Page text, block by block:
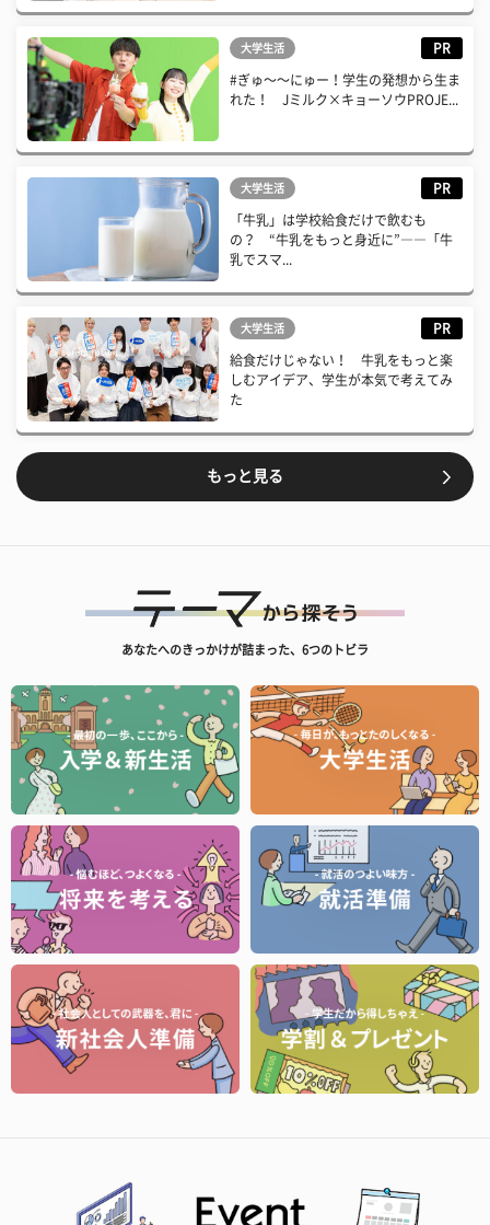
大学生活 PR
#ぎゅ〜〜にゅー！学生の発想から生ま
れた！ Jミルク×キョーソウPROJE...
大学生活 PR
「牛乳」は学校給食だけで飲むも
の？ “牛乳をもっと身近に”――「牛
乳でスマ...
大学生活 PR
給食だけじゃない！ 牛乳をもっと楽
しむアイデア、学生が本気で考えてみ
た
もっと見る
あなたへのきっかけが詰まった、6つのトビラ